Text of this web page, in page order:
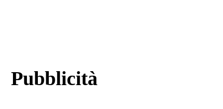
Pubblicità